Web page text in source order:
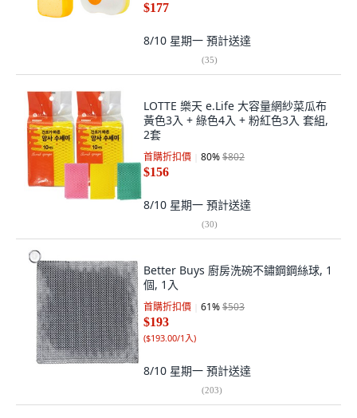
$177
8/10 星期一 預計送達
(35)
LOTTE 樂天 e.Life 大容量網紗菜瓜布
黃色3入 + 綠色4入 + 粉紅色3入 套組,
2套
首購折扣價 80%$802
$156
8/10 星期一 預計送達
(30)
Better Buys 廚房洗碗不鏽鋼鋼絲球, 1
個, 1入
首購折扣價 61%$503
$193
($193.00/1入)
8/10 星期一 預計送達
(203)